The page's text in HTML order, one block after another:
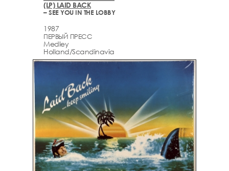
(LP) LAID BACK
– SEE YOU IN THE LOBBY
1987
ПЕРВЫЙ ПРЕСС
Medley
Holland/Scandinavia